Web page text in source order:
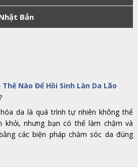
Bản
Thế Nào Để Hồi Sinh Làn Da Lão
da là quá trình tự nhiên không thể
khỏi, nhưng bạn có thể làm chậm và
các biện pháp chăm sóc da đúng